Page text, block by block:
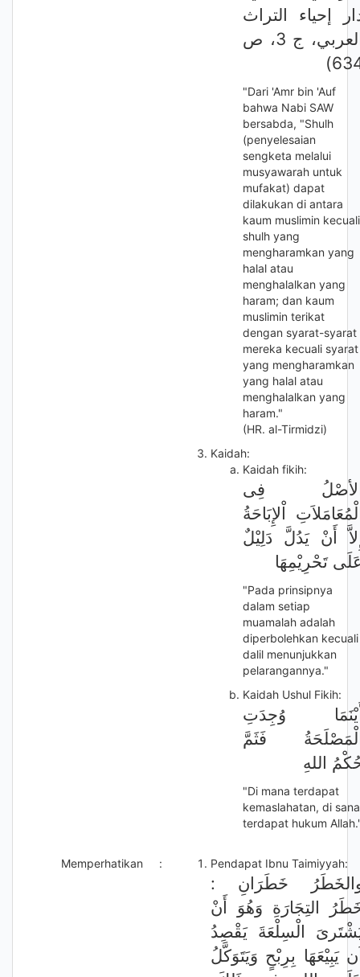
إحياء التراث
العربي، ج 3، ص
"Dari 'Amr bin 'Auf
bahwa Nabi SAW
bersabda, "Shulh
(penyelesaian
sengketa melalui
musyawarah untuk
mufakat) dapat
dilakukan di antara
kaum muslimin kecuali
shulh yang
mengharamkan yang
halal atau
menghalalkan yang
haram; dan kaum
muslimin terikat
dengan syarat-syarat
mereka kecuali syarat
yang mengharamkan
yang halal atau
menghalalkan yang
haram."
(HR. al-Tirmidzi)
Kaidah:
Kaidah fikih:
فِى
اْلإِبَاحَةُ
أَنْ يَدُلَّ دَلِيْلٌ
تَحْرِيْمِهَا
"Pada prinsipnya
dalam setiap
muamalah adalah
diperbolehkan kecuali
dalil menunjukkan
pelarangannya."
Kaidah Ushul Fikih:
وُجِدَتِ
فَثَمَّ
اللهِ
"Di mana terdapat
kemaslahatan, di sana
terdapat hukum
Memperhatikan : Pendapat Ibnu Taimiyyah:
خَطَرَانِ :
التِجَارَةِ وَهُوَ أَنْ
الْسِلْعَةَ يَقْصِدُ
يَبِيْعَهَا بِرِبْحٍ وَيَتَوَكَّلُ